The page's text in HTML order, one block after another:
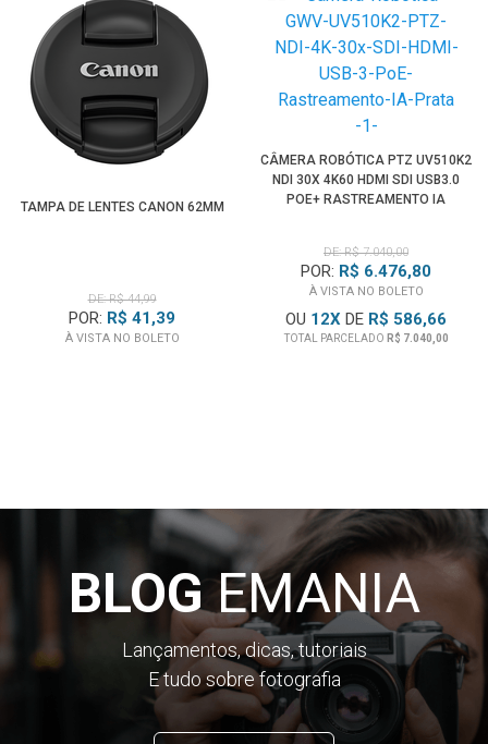
TAMPA DE LENTES CANON 62MM
DE: R$ 44,99
POR: R$ 41,39
À VISTA NO BOLETO
CÂMERA ROBÓTICA PTZ UV510K2
NDI 30X 4K60 HDMI SDI USB3.0
POE+ RASTREAMENTO IA
DE: R$ 7.040,00
POR: R$ 6.476,80
À VISTA NO BOLETO
OU 12X DE R$ 586,66
TOTAL PARCELADO R$ 7.040,00
BLOGEMANIA
Lançamentos, dicas, tutoriais
E tudo sobre fotografia